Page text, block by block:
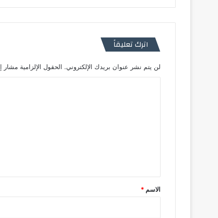
اترك تعليقاً
لن يتم نشر عنوان بريدك الإلكتروني. الحقول الإلزامية مشار
*
الاسم *